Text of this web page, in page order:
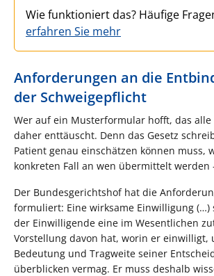
Wie funktioniert das? Häufige
erfahren Sie mehr
Anforderungen an die
der Schweigepflicht
Wer auf ein Musterformular hofft, das alle
daher enttäuscht. Denn das Gesetz
Patient genau einschätzen können muss,
konkreten Fall an wen übermittelt werden
Der Bundesgerichtshof hat die
formuliert: Eine wirksame Einwilligung (…)
der Einwilligende eine im Wesentlichen
Vorstellung davon hat, worin er einwilligt,
Bedeutung und Tragweite seiner
überblicken vermag. Er muss deshalb